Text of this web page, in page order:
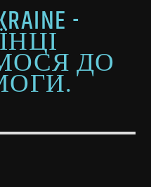
-
ДО